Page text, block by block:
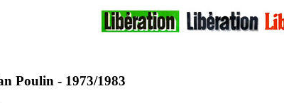
Poulin - 1973/1983